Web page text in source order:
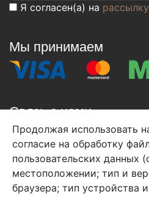
Я согласен(а) на рассылку
Мы принимаем
Связь с нами
+7 (495) 933-38-08
info@arben-textile.ru-
Продолжая использовать
согласие на обработку
пользовательских данных
местоположении; тип и
браузера; тип устройства